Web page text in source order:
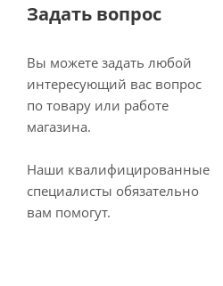
Задать вопрос
Вы можете задать любой
интересующий вас вопрос
по товару или работе
магазина.
Наши квалифицированные
специалисты обязательно
вам помогут.